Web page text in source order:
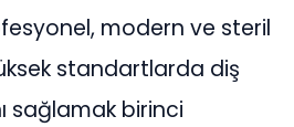
modern ve steril
standartlarda diş
sağlamak birinci